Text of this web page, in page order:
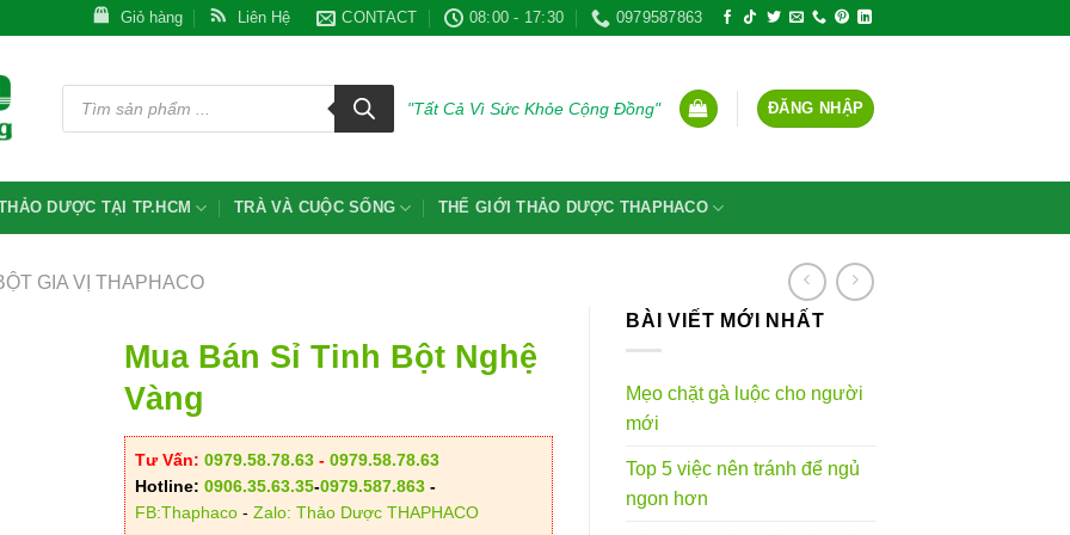
Giỏ hàng Liên Hệ CONTACT 08:00 - 17:30 0979587863
Tìm
kiếm
phẩm
"Tất Cả Vì Sức Khỏe Cộng Đồng" ĐĂNG NHẬP
DƯỢC TẠI TP.HCM TRÀ VÀ CUỘC SỐNG THẾ GIỚI THẢO DƯỢC THAPHACO
GIA VỊ THAPHACO
BÀI VIẾT MỚI NHẤT
Mẹo chặt gà luộc cho người
mới
Top 5 việc nên tránh để ngủ
ngon hơn
Mua Bán Sỉ Tinh Bột Nghệ
Vàng
Tư Vấn: 0979.58.78.63- 0979.58.78.63
Hotline: 0906.35.63.35-0979.587.863-
FB:Thaphaco- Zalo: Thảo Dược THAPHACO